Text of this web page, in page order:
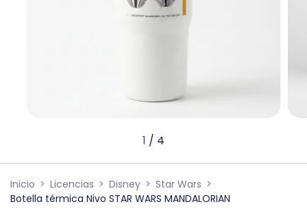
1 / 4
Inicio > Licencias > Disney > Star Wars >
Botella térmica Nivo STAR WARS MANDALORIAN